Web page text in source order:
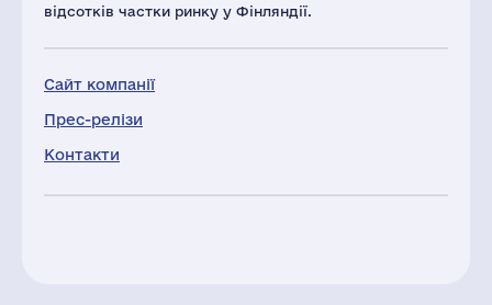
відсотків частки ринку у Фінляндії.
Сайт компанії
Прес-релізи
Контакти